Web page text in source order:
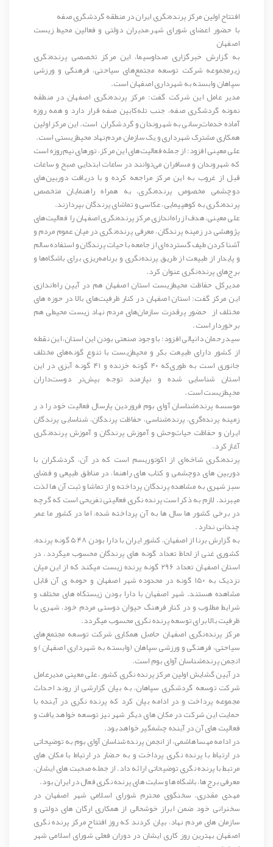
افتتاح اولین مرکز پرنده‌نگری ایران در منطقه گردشگری صفه
با حضور اعضای شورای شهر،مدیران دولتی و فعالین محیط زیست
اصفهان
به گزارش خبرگزاری صداوسیما، این مرکز تخصصی پرنده‌نگری
زیرمجموعه شرکت توسعه مجتمع‌های سیاحتی، فرهنگی و ورزشی
سپاهان وابسته به شهرداری اصفهان است.
مدیر عامل این شرکت گفت: مرکز پرنده‌نگری اصفهان در منطقه
نمونه گردشگری صفه، جنب تله‌کابین صفه قرار دارد و همه روزه
آماده خدمات‌رسانی به شهروندان و گردشگران است. این مرکز اولین
همکاری مشترک شهرداری و یک سازمان مردم‌نهاد محیط‌زیستی است.
علی معینیافزود: از جمله فعالیت‌های این مرکز، تورهای نیم‌روزه است
که شهروندان و مسافران می‌توانند در ساعات ابتدایی صبح و ساعات
قبل از غروب به این مرکز مراجعه کرده و با دریافت دوربین‌های
دوچشمی مخصوص پرنده‌نگری، به همراه راهنمایان متخصص
پرنده‌نگری به کوهپیمایی، عکاسی و تماشای پرندگان بپردازند.
علی معینی، هدف از راه‌اندازی مرکز پرنده‌نگری اصفهان را فعالیت‌های
پژوهشی در زمینه پرندگان، معرفی پرنده‌نگری در ميان عموم مردم و
آشنا کردن طيف گسترده‌ای از جامعه با حيات پرندگان و استفاده سالم
و پايدار از طبيعت از طريق پرنده‌نگری و برنامه‌ريزی برای باشگاه‌ها و
برج‌های پرنده‌نگری عنوان کرد.
مدیرکل حفاظت محیط‌زیست استان اصفهان هم در آیین راه‌اندازی
این مرکز گفت: استان اصفهان در کنار ظرفیت‌های بالا در حوزه های
مختلف از حضور پرقدرت سازمان‌های مردم نهاد زیست محیطی هم
برخوردار است.
سید رحمان دانیالی افزود: با وجود صنعتی بودن این استان، این نقطه
از کشور دارای طبیعت بکر و محیط‌زیست با تنوع گونه‌های مختلف
جانوری است به طوری‌که ۴۰ گونه خزنده و ۴۱ گونه آبزی در این
استان شناسایی شده و نیازمند توجه بیش‌تر دوست‌داران
محیطزیست است.
موسسه پرنده‌شناسان آوای بوم فروردین پارسال فعالیت خود را د ر
زمینه پرنده‌گری، پرنده‌شناسی، حفاظت پرندگان، شناسایی پرندگان
ایران و حفاظت حیات‌وحش و آموزش پرندگان و آموزش پرنده‌نگری
آغاز کرد.
پرنده‌نگریشاخه‌ای از اکوتوریسم است که در آن، گردشگران با
دوربین های دوچشمی و کتاب های راهنما، در مناطق طبیعی و فضای
سبز شهری به مشاهده پرندگان پرداخته و از تماشا و ثبت آن ها لذت
میبرند. لازم به ذکر است پرنده نگری فعالیتی تفریحی است که گرچه
در برخی کشور ها سال ها به آن پرداخته شده، اما در کشور ما عمر
چندانی ندارد.
به گزارش برنا از اصفهان، کشور ایران با دارا بودن ۵۴۸ گونه پرنده،
کشوری غنی از لحاظ تعداد گونه های پرندگان محسوب میگردد. در
استان اصفهان تعداد ۲۹۶ گونه پرنده زیست میکند که از این میان
نزدیک به ۱۵۰ گونه در محدوده شهر اصفهان و حومه ی آن قابل
مشاهده هستند. شهر اصفهان با دارا بودن زیستگاه های مختلف و
شرایط مطلوب و در کنار فرهنگ حیوان دوستی مردم خود، شهری با
ظرفیت بالا برای توسعه پرنده نگری محسوب میگردد.
مرکز پرنده‌نگری اصفهان حاصل همکاری شرکت توسعه مجتمع‌های
سیاحتی، فرهنگی و ورزشی سپاهان (وابسته به شهرداری اصفهان) و
انجمن پرنده‌شناسان آوای بوم است.
در آیین گشایش اولین مرکز پرنده نگری کشور، علی معینی مدیرعامل
شرکت توسعه گردشگری سپاهان، به بیان گزارشی از روند احداث
مجموعه پرداخت و در ادامه بیان کرد که پرنده نگری در آینده با
حمایت این شرکت در مکان های دیگر شهر نیز توسعه خواهد یافت و
فعالیت های آن در آینده چشمگیر خواهد بود.
در ادامه مهسا هاشمی، از انجمن پرنده شناسان آوای بوم به توضیحاتی
در ارتباط با پرنده نگری پرداخت و به حضار در ارتباط با مکان های
مرتبط با پرنده نگری توضیحاتی ارائه داد. از جمله صحبت های ایشان،
معرفی برج ها، باشگاه ها و سایت های پرنده نگری فعال در ایران بود.
مهدی مقدری، سخنگوی محترم شورای اسلامی شهر اصفهان در
سخنرانی خود ضمن ابراز خوشحالی از همکاری ارگان های دولتی و
سازمان های مردم نهاد، بیان کردند که روز افتتاح مرکز پرنده نگری
اصفهان بهترین روز کاری ایشان در دوران فعلی شورای اسلامی شهر